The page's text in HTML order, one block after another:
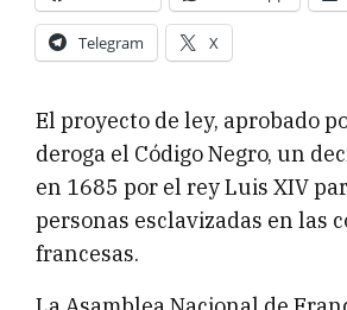
Telegram X
El proyecto de ley, aprobado
deroga el Código Negro, un
en 1685 por el rey Luis XIV
personas esclavizadas en las
francesas.